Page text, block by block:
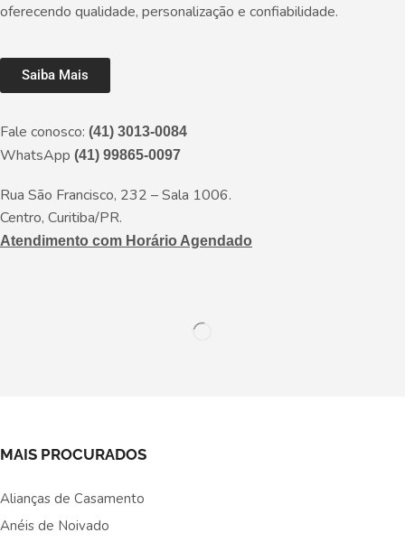
oferecendo qualidade, personalização e confiabilidade.
Saiba Mais
Fale conosco: (41) 3013-0084
WhatsApp (41) 99865-0097
Rua São Francisco, 232 – Sala 1006.
Centro, Curitiba/PR.
Atendimento com Horário Agendado
MAIS PROCURADOS
Alianças de Casamento
Anéis de Noivado